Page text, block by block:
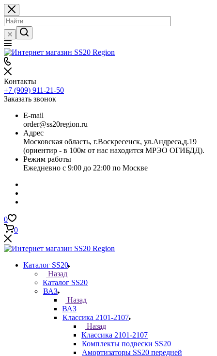
Контакты
+7 (909) 911-21-50
Заказать звонок
E-mail
order@ss20region.ru
Адрес
Московская область, г.Воскресенск, ул.Андреса,д.19
(ориентир - в 100м от нас находится МРЭО ОГИБДД).
Режим работы
Ежедневно с 9:00 до 22:00 по Москве
0
0
Каталог SS20
Назад
Каталог SS20
ВАЗ
Назад
ВАЗ
Классика 2101-2107
Назад
Классика 2101-2107
Комплекты подвески SS20
Амортизаторы SS20 передней